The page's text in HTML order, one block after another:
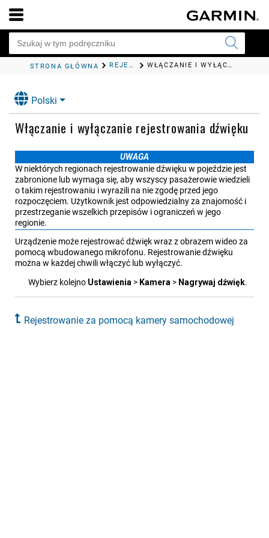
STRONA GŁÓWNA REJESTROWANIE ZA POMOCĄ KAMERY SAMOCHODOWEJ WŁĄCZANIE I WYŁĄCZANIE REJESTROWANIA DŹWIĘKU
Polski
Włączanie i wyłączanie rejestrowania dźwięku
UWAGA
W niektórych regionach rejestrowanie dźwięku w pojeździe jest
zabronione lub wymaga się, aby wszyscy pasażerowie wiedzieli
o takim rejestrowaniu i wyrazili na nie zgodę przed jego
rozpoczęciem. Użytkownik jest odpowiedzialny za znajomość i
przestrzeganie wszelkich przepisów i ograniczeń w jego
regionie.
Urządzenie może rejestrować dźwięk wraz z obrazem wideo za
pomocą wbudowanego mikrofonu. Rejestrowanie dźwięku
można w każdej chwili włączyć lub wyłączyć.
Wybierz kolejno Ustawie​nia > Kamera > Nagrywaj dźwięk.
Rejestrowanie za pomocą kamery samochodowej